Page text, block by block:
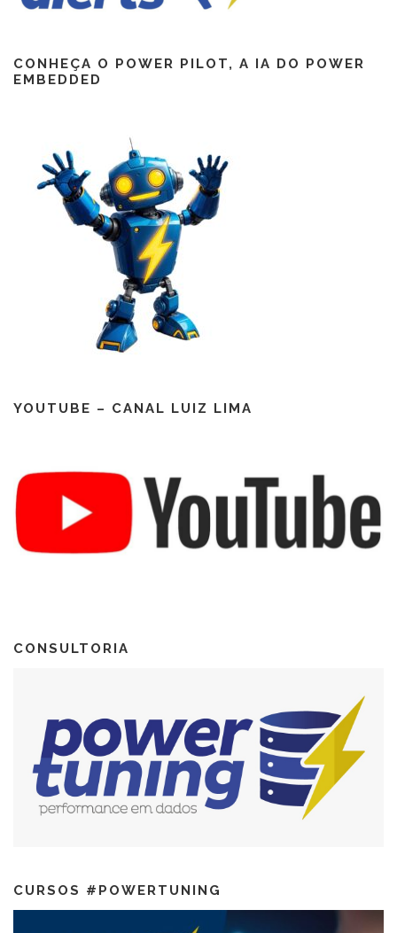
CONHEÇA O POWER PILOT, A IA DO POWER
EMBEDDED
YOUTUBE – CANAL LUIZ LIMA
CONSULTORIA
CURSOS #POWERTUNING